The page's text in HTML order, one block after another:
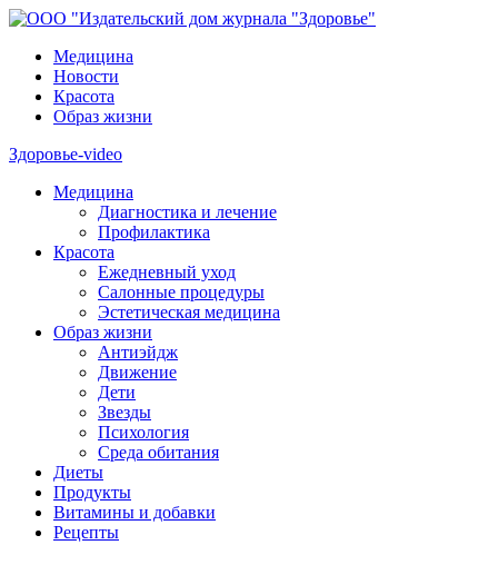
Медицина
Новости
Красота
Образ жизни
Здоровье-video
Медицина
Диагностика и лечение
Профилактика
Красота
Ежедневный уход
Салонные процедуры
Эстетическая медицина
Образ жизни
Антиэйдж
Движение
Дети
Звезды
Психология
Среда обитания
Диеты
Продукты
Витамины и добавки
Рецепты